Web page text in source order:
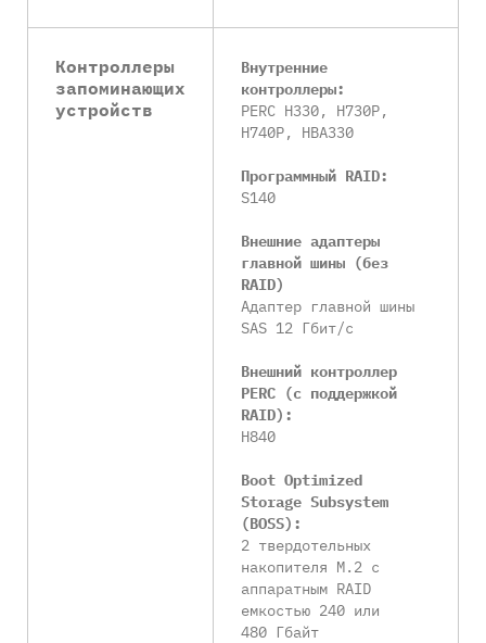
Контроллеры
запоминающих
устройств
Внутренние
контроллеры:
PERC H330, H730P,
H740P, HBA330
Программный RAID:
S140
Внешние адаптеры
главной шины (без
RAID)
Адаптер главной шины
SAS 12 Гбит/с
Внешний контроллер
PERC (с поддержкой
RAID):
H840
Boot Optimized
Storage Subsystem
(BOSS):
2 твердотельных
накопителя M.2 с
аппаратным RAID
емкостью 240 или
480 Гбайт